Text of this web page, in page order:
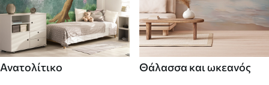
Ανατολίτικο Θάλασσα και ωκεανός